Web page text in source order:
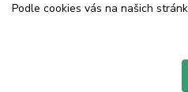
Podle cookies vás na našich